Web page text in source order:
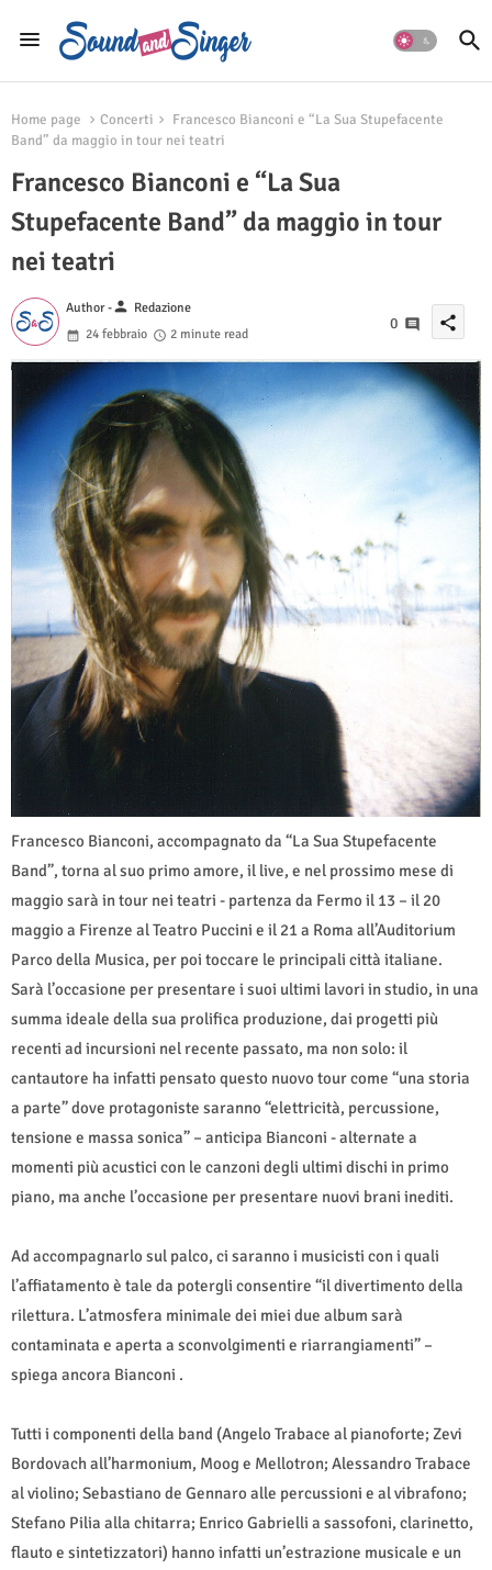
Home page Concerti
Francesco Bianconi e “La Sua Stupefacente
Band” da maggio in tour nei teatri
Francesco Bianconi e “La Sua
Stupefacente Band” da maggio in tour
nei teatri
Author -person Redazione
24 febbraio
2 minute read
0 share
Francesco Bianconi, accompagnato da “La Sua Stupefacente
Band”, torna al suo primo amore, il live, e nel prossimo mese di
maggio sarà in tour nei teatri - partenza da Fermo il 13 – il 20
maggio a Firenze al Teatro Puccini e il 21 a Roma all’Auditorium
Parco della Musica, per poi toccare le principali città italiane.
Sarà l’occasione per presentare i suoi ultimi lavori in studio, in una
summa ideale della sua prolifica produzione, dai progetti più
recenti ad incursioni nel recente passato, ma non solo: il
cantautore ha infatti pensato questo nuovo tour come “una storia
a parte” dove protagoniste saranno “elettricità, percussione,
tensione e massa sonica” – anticipa Bianconi - alternate a
momenti più acustici con le canzoni degli ultimi dischi in primo
piano, ma anche l’occasione per presentare nuovi brani inediti.
Ad accompagnarlo sul palco, ci saranno i musicisti con i quali
l’affiatamento è tale da potergli consentire “il divertimento della
rilettura. L’atmosfera minimale dei miei due album sarà
contaminata e aperta a sconvolgimenti e riarrangiamenti” –
spiega ancora Bianconi .
Tutti i componenti della band (Angelo Trabace al pianoforte; Zevi
Bordovach all’harmonium, Moog e Mellotron; Alessandro Trabace
al violino; Sebastiano de Gennaro alle percussioni e al vibrafono;
Stefano Pilia alla chitarra; Enrico Gabrielli a sassofoni, clarinetto,
flauto e sintetizzatori) hanno infatti un’estrazione musicale e un